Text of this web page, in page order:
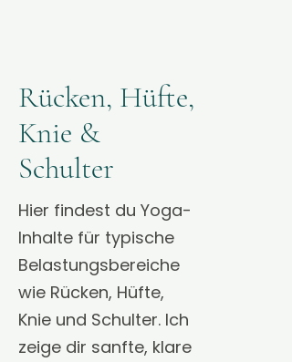
Rücken, Hüfte,
Knie &
Schulter
Hier findest du Yoga-
Inhalte für typische
Belastungsbereiche
wie Rücken, Hüfte,
Knie und Schulter. Ich
zeige dir sanfte, klare